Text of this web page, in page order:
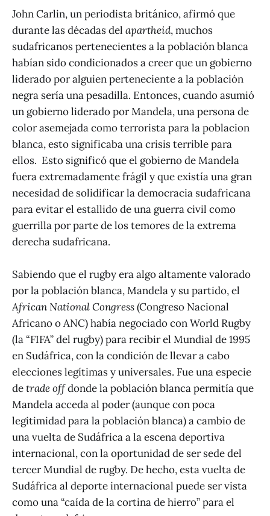
John Carlin, un periodista británico, afirmó que
durante las décadas del apartheid, muchos
sudafricanos pertenecientes a la población blanca
habían sido condicionados a creer que un gobierno
liderado por alguien perteneciente a la población
negra sería una pesadilla. Entonces, cuando asumió
un gobierno liderado por Mandela, una persona de
color asemejada como terrorista para la poblacion
blanca, esto significaba una crisis terrible para
ellos. Esto significó que el gobierno de Mandela
fuera extremadamente frágil y que existía una gran
necesidad de solidificar la democracia sudafricana
para evitar el estallido de una guerra civil como
guerrilla por parte de los temores de la extrema
derecha sudafricana.
Sabiendo que el rugby era algo altamente valorado
por la población blanca, Mandela y su partido, el
African National Congress(Congreso Nacional
Africano o ANC) había negociado con World Rugby
(la “FIFA” del rugby) para recibir el Mundial de 1995
en Sudáfrica, con la condición de llevar a cabo
elecciones legítimas y universales. Fue una especie
detrade offdonde la población blanca permitía que
Mandela acceda al poder (aunque con poca
legitimidad para la población blanca) a cambio de
una vuelta de Sudáfrica a la escena deportiva
internacional, con la oportunidad de ser sede del
tercer Mundial de rugby. De hecho, esta vuelta de
Sudáfrica al deporte internacional puede ser vista
como una “caída de la cortina de hierro” para el